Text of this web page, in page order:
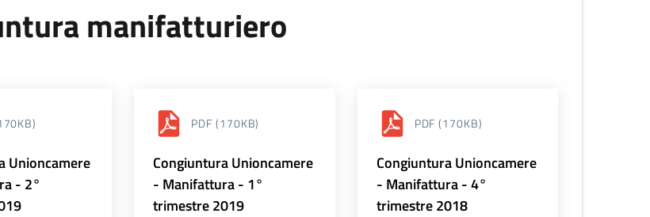
manifatturiero
Unioncamere
- 2°
PDF (170KB)
Congiuntura Unioncamere
- Manifattura - 1°
trimestre 2019
PDF (170KB)
Congiuntura Unioncamere
- Manifattura - 4°
trimestre 2018